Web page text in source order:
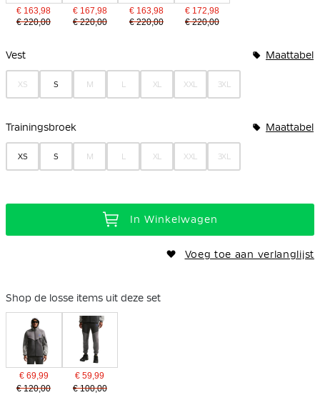
€ 163,98
€ 220,00
€ 167,98
€ 220,00
€ 163,98
€ 220,00
€ 172,98
€ 220,00
Vest Maattabel
XS S M L XL XXL 3XL
Trainingsbroek Maattabel
XS S M L XL XXL 3XL
In Winkelwagen
Voeg toe aan verlanglijst
Shop de losse items uit deze set
€ 69,99
€ 120,00
€ 59,99
€ 100,00